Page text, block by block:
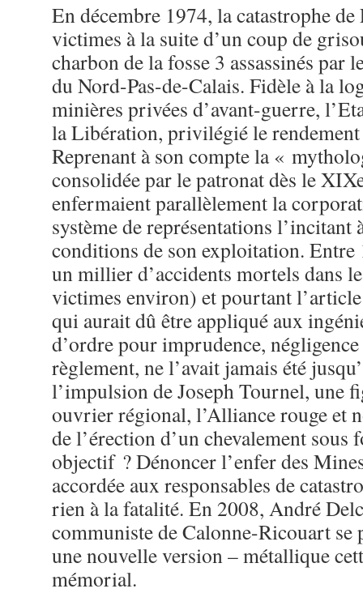
En décembre 1974, la catastrophe
victimes à la suite d’un coup de
charbon de la fosse 3 assassinés par
du Nord-Pas-de-Calais. Fidèle à la
minières privées d’avant-guerre,
la Libération, privilégié le rendement
Reprenant à son compte la «
consolidée par le patronat dès le
enfermaient parallèlement la
système de représentations l’incitant
conditions de son exploitation. Entre
un millier d’accidents mortels dans
victimes environ) et pourtant
qui aurait dû être appliqué aux
d’ordre pour imprudence,
règlement, ne l’avait jamais été
l’impulsion de Joseph Tournel, une
ouvrier régional, l’Alliance rouge et
de l’érection d’un chevalement sous
objectif ? Dénoncer l’enfer des
accordée aux responsables de
rien à la fatalité. En 2008, André
communiste de Calonne-Ricouart se
une nouvelle version – métallique
mémorial.